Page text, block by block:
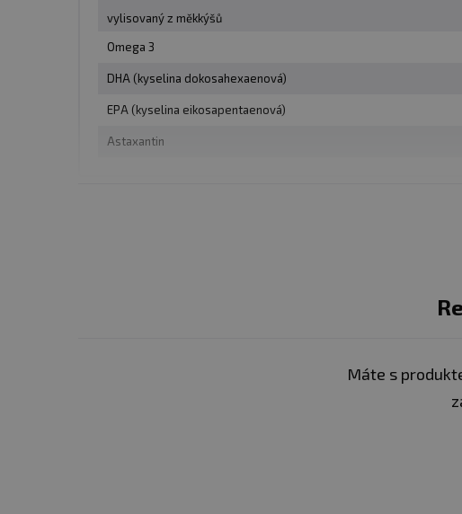
Skladujte v suchu a při teplotě
vylisovaný z měkkýšů
Omega 3
DHA (kyselina dokosahexaenová)
EPA (kyselina eikosapentaenová)
Astaxantin
Máte s